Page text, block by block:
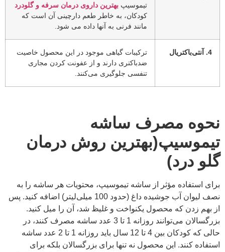
تیموسیپ بهترین داروی درمان سرفه و گلودرد
کودکان، به خاطر طعم دارچینی آن است که
مانند فرنی به آنها داده می شود.
4. آنتی‌باکتریال
ترکیبات گیاهی موجود در این محصول خاصیت
ضدباکتری دارند و از عفونت کردن مجاری
تنفسی جلوگیری می‌کنند.
نحوه مصرف ساشه
تیموسیپ(بهترین روش درمان
گلو درد)
برای استفاده مؤثر از ساشه تیموسیپ، محتویات هر ساشه را به
نصف لیوان آب جوشیده داغ (حدود 100 میلی‌لیتر) اضافه کنید. پس
از بهم زدن که محصول یکنواخت و غلیظ شد، آن را میل کنید.
بزرگسالان می‌توانند روزانه 1 تا 3 عدد ساشه مصرف کنند، در
حالی که کودکان بین 4 تا 12 سال باید روزانه 1 تا 2 عدد ساشه
استفاده کنند. این محصول نه تنها برای بزرگسالان بلکه برای